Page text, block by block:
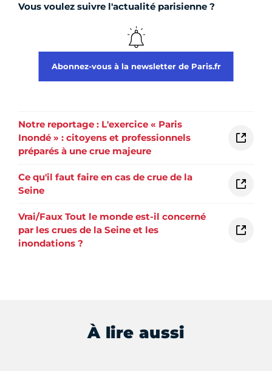
Vous voulez suivre l'actualité parisienne ?
Abonnez-vous à la newsletter de Paris.fr
Notre reportage : L'exercice « Paris
Inondé » : citoyens et professionnels
préparés à une crue majeure
Ce qu'il faut faire en cas de crue de la
Seine
Vrai/Faux Tout le monde est-il concerné
par les crues de la Seine et les
inondations ?
À lire aussi